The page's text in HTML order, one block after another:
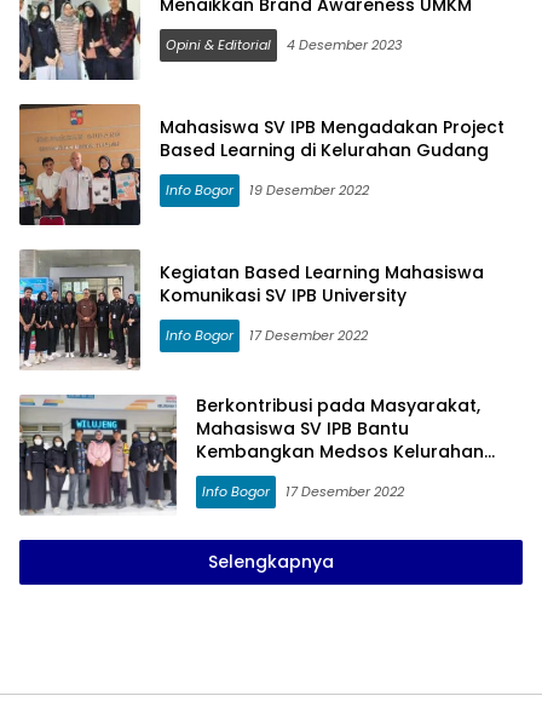
Opini & Editorial 4 Desember 2023
Mahasiswa SV IPB Mengadakan Project
Based Learning di Kelurahan Gudang
Info Bogor 19 Desember 2022
Kegiatan Based Learning Mahasiswa
Komunikasi SV IPB University
Info Bogor 17 Desember 2022
Berkontribusi pada Masyarakat,
Mahasiswa SV IPB Bantu
Kembangkan Medsos Kelurahan
Tanah Baru
Info Bogor 17 Desember 2022
Selengkapnya